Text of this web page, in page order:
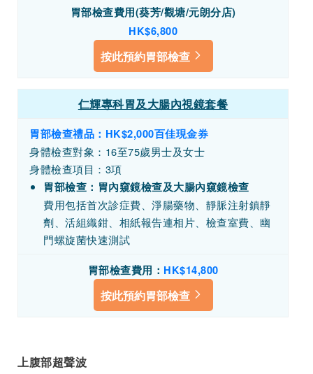
胃部檢查費用(葵芳/觀塘/元朗分店)
HK$6,800
按此預約胃部檢查
仁輝專科胃及大腸內視鏡套餐
胃部檢查禮品：HK$2,000百佳現金券
身體檢查對象：16至75歲男士及女士
身體檢查項目：3項
胃部檢查：胃內窺鏡檢查及大腸內窺鏡檢查
費用包括首次診症費、淨腸藥物、靜脈注射鎮靜
劑、活組織鉗、相紙報告連相片、檢查室費、幽
門螺旋菌快速測試
胃部檢查費用： HK$14,800
按此預約胃部檢查
上腹部超聲波